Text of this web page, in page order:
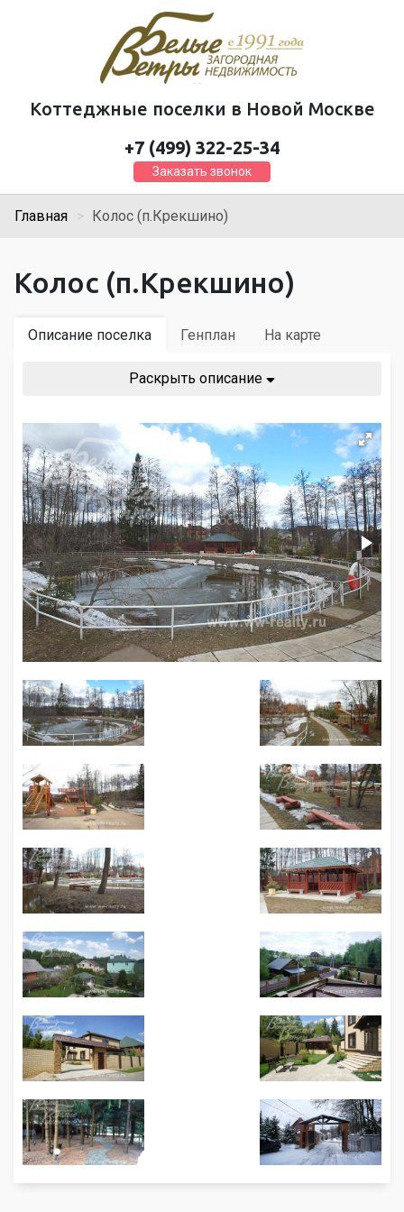
Коттеджные поселки в Новой Москве
+7 (499) 322-25-34
Заказать звонок
Главная Колос (п.Крекшино)
Колос (п.Крекшино)
Описание поселка Генплан На карте
Раскрыть описание